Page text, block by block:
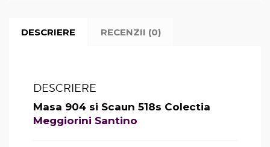
DESCRIERE RECENZII (0)
DESCRIERE
Masa 904 si Scaun 518s Colectia
Meggiorini Santino